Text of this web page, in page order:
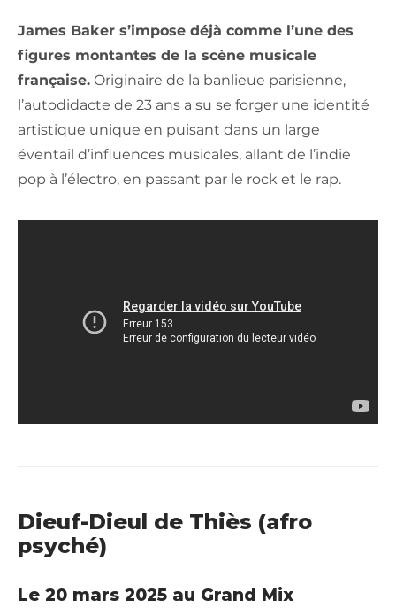
James Baker s’impose déjà comme l’une des
figures montantes de la scène musicale
française. Originaire de la banlieue parisienne,
l’autodidacte de 23 ans a su se forger une identité
artistique unique en puisant dans un large
éventail d’influences musicales, allant de l’indie
pop à l’électro, en passant par le rock et le rap.
Dieuf-Dieul de Thiès (afro
psyché)
Le 20 mars 2025 au Grand Mix